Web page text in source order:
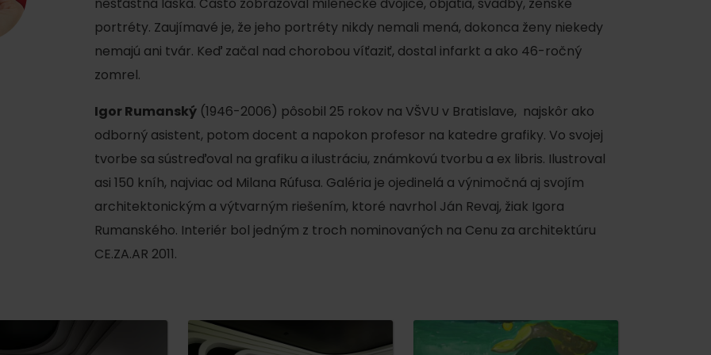
Voda, sneh a aktivity
Kde sa nachádza
poklad? Nájdi ho s
Liptov Region Card!
Voda, sneh a aktivity
portréty. Zaujímavé je, že jeho portréty nikdy nemali mená, dokonca ženy niekedy
nemajú ani tvár. Keď začal nad chorobou víťaziť, dostal infarkt a ako 46-ročný
zomrel.
Igor Rumanský (1946-2006) pôsobil 25 rokov na VŠVU v Bratislave, najskôr ako
odborný asistent, potom docent a napokon profesor na katedre grafiky. Vo svojej
tvorbe sa sústreďoval na grafiku a ilustráciu, známkovú tvorbu a ex libris. Ilustroval
asi 150 kníh, najviac od Milana Rúfusa. Galéria je ojedinelá a výnimočná aj svojím
architektonickým a výtvarným riešením, ktoré navrhol Ján Revaj, žiak Igora
Rumanského. Interiér bol jedným z troch nominovaných na Cenu za architektúru
CE.ZA.AR 2011.